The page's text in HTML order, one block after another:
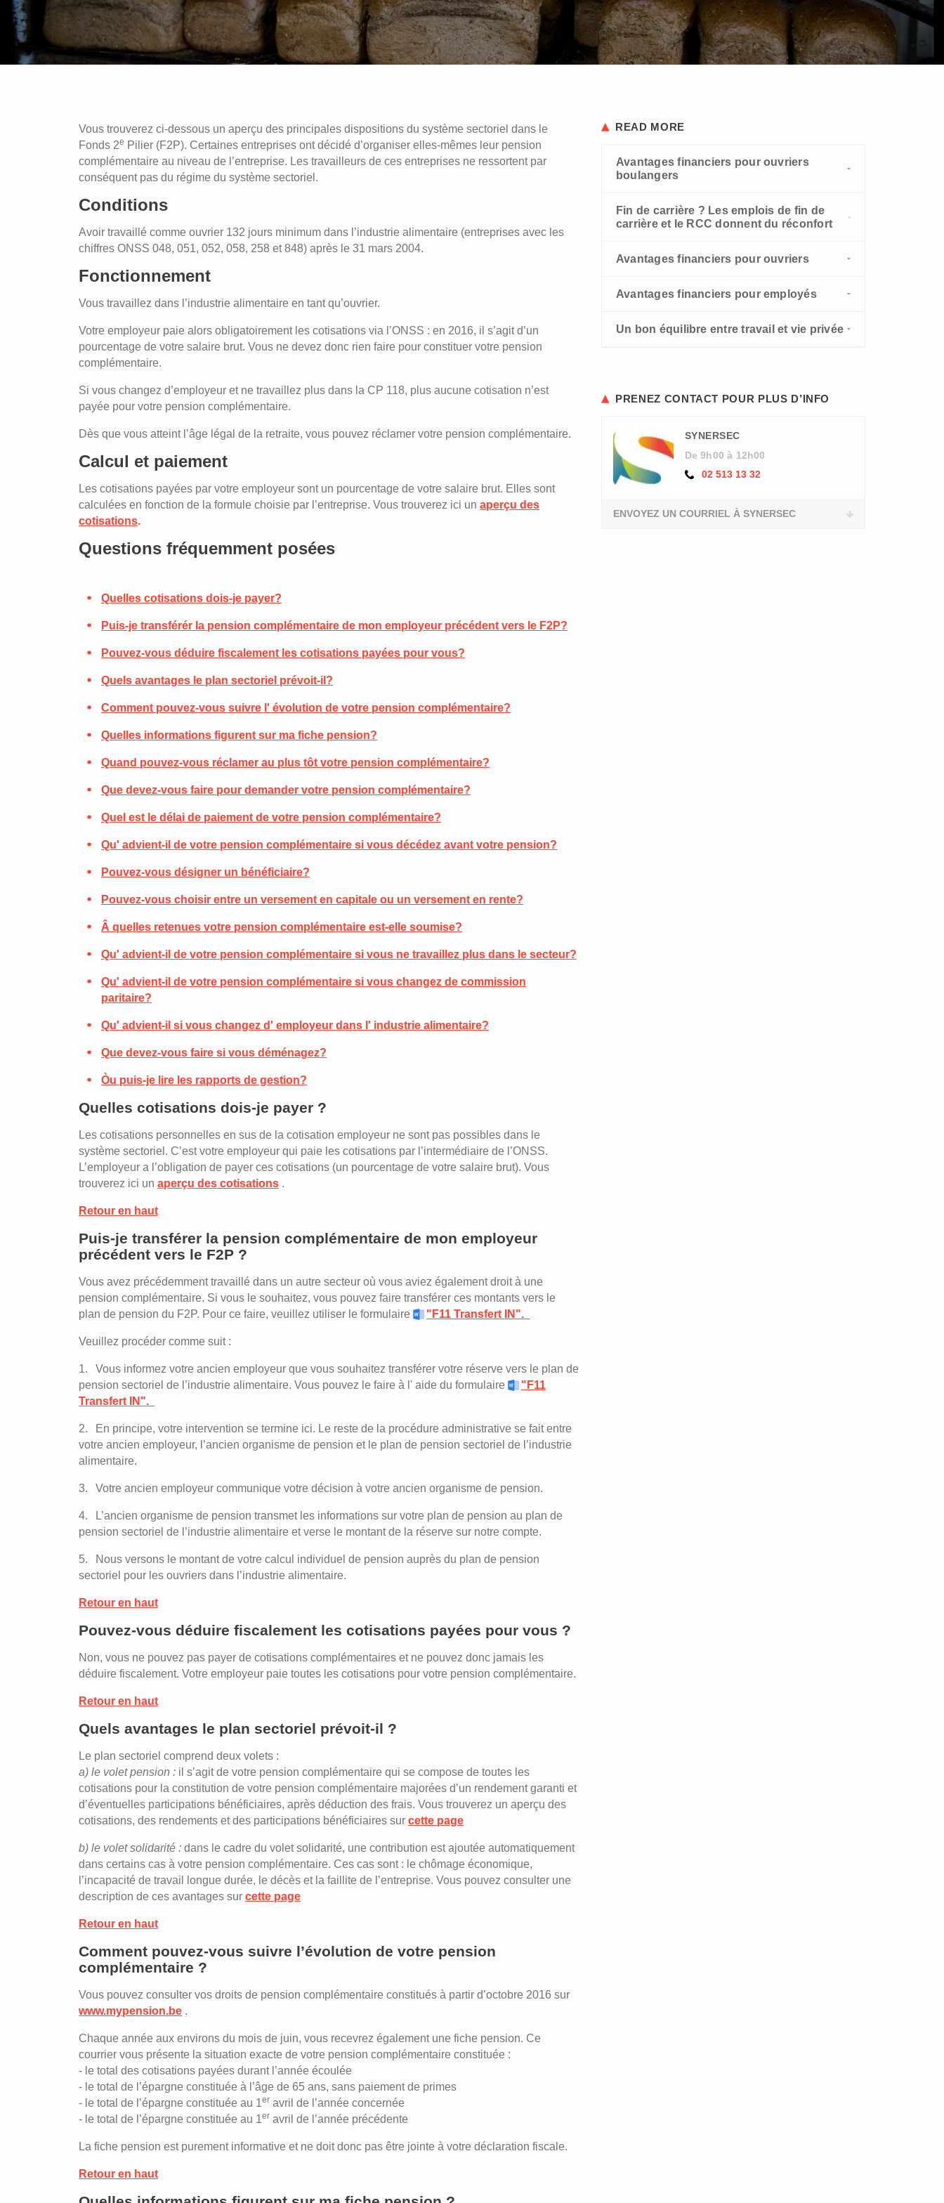
Vous trouverez ci-dessous un aperçu des principales dispositions du système sectoriel dans le
Fonds 2e Pilier (F2P). Certaines entreprises ont décidé d’organiser elles-mêmes leur pension
complémentaire au niveau de l’entreprise. Les travailleurs de ces entreprises ne ressortent par
conséquent pas du régime du système sectoriel.
Conditions
Avoir travaillé comme ouvrier 132 jours minimum dans l’industrie alimentaire (entreprises avec les
chiffres ONSS 048, 051, 052, 058, 258 et 848) après le 31 mars 2004.
Fonctionnement
Vous travaillez dans l’industrie alimentaire en tant qu’ouvrier.
Votre employeur paie alors obligatoirement les cotisations via l’ONSS : en 2016, il s’agit d’un
pourcentage de votre salaire brut. Vous ne devez donc rien faire pour constituer votre pension
complémentaire.
Si vous changez d’employeur et ne travaillez plus dans la CP 118, plus aucune cotisation n’est
payée pour votre pension complémentaire.
Dès que vous atteint l’âge légal de la retraite, vous pouvez réclamer votre pension complémentaire.
Calcul et paiement
Les cotisations payées par votre employeur sont un pourcentage de votre salaire brut. Elles sont
calculées en fonction de la formule choisie par l’entreprise. Vous trouverez ici un aperçu des
cotisations.
Questions fréquemment posées
Quelles cotisations dois-je payer?
Puis-je transférér la pension complémentaire de mon employeur précédent vers le F2P?
Pouvez-vous déduire fiscalement les cotisations payées pour vous?
Quels avantages le plan sectoriel prévoit-il?
Comment pouvez-vous suivre l' évolution de votre pension complémentaire?
Quelles informations figurent sur ma fiche pension?
Quand pouvez-vous réclamer au plus tôt votre pension complémentaire?
Que devez-vous faire pour demander votre pension complémentaire?
Quel est le délai de paiement de votre pension complémentaire?
Qu' advient-il de votre pension complémentaire si vous décédez avant votre pension?
Pouvez-vous désigner un bénéficiaire?
Pouvez-vous choisir entre un versement en capitale ou un versement en rente?
Â quelles retenues votre pension complémentaire est-elle soumise?
Qu' advient-il de votre pension complémentaire si vous ne travaillez plus dans le secteur?
Qu' advient-il de votre pension complémentaire si vous changez de commission
paritaire?
Qu' advient-il si vous changez d' employeur dans l' industrie alimentaire?
Que devez-vous faire si vous déménagez?
Òu puis-je lire les rapports de gestion?
Quelles cotisations dois-je payer ?
Les cotisations personnelles en sus de la cotisation employeur ne sont pas possibles dans le
système sectoriel. C’est votre employeur qui paie les cotisations par l’intermédiaire de l’ONSS.
L’employeur a l’obligation de payer ces cotisations (un pourcentage de votre salaire brut). Vous
trouverez ici un aperçu des cotisations .
Retour en haut
Puis-je transférer la pension complémentaire de mon employeur
précédent vers le F2P ?
Vous avez précédemment travaillé dans un autre secteur où vous aviez également droit à une
pension complémentaire. Si vous le souhaitez, vous pouvez faire transférer ces montants vers le
plan de pension du F2P. Pour ce faire, veuillez utiliser le formulaire
"F11 Transfert IN".
Veuillez procéder comme suit :
Vous informez votre ancien employeur que vous souhaitez transférer votre réserve vers le plan de
pension sectoriel de l’industrie alimentaire. Vous pouvez le faire à l' aide du formulaire
"F11
Transfert IN".
En principe, votre intervention se termine ici. Le reste de la procédure administrative se fait entre
votre ancien employeur, l’ancien organisme de pension et le plan de pension sectoriel de l’industrie
alimentaire.
Votre ancien employeur communique votre décision à votre ancien organisme de pension.
L’ancien organisme de pension transmet les informations sur votre plan de pension au plan de
pension sectoriel de l’industrie alimentaire et verse le montant de la réserve sur notre compte.
Nous versons le montant de votre calcul individuel de pension auprès du plan de pension
sectoriel pour les ouvriers dans l’industrie alimentaire.
Retour en haut
Pouvez-vous déduire fiscalement les cotisations payées pour vous ?
Non, vous ne pouvez pas payer de cotisations complémentaires et ne pouvez donc jamais les
déduire fiscalement. Votre employeur paie toutes les cotisations pour votre pension complémentaire.
Retour en haut
Quels avantages le plan sectoriel prévoit-il ?
Le plan sectoriel comprend deux volets :
a) le volet pension : il s’agit de votre pension complémentaire qui se compose de toutes les
cotisations pour la constitution de votre pension complémentaire majorées d’un rendement garanti et
d’éventuelles participations bénéficiaires, après déduction des frais. Vous trouverez un aperçu des
cotisations, des rendements et des participations bénéficiaires sur cette page
b) le volet solidarité : dans le cadre du volet solidarité, une contribution est ajoutée automatiquement
dans certains cas à votre pension complémentaire. Ces cas sont : le chômage économique,
l’incapacité de travail longue durée, le décès et la faillite de l’entreprise. Vous pouvez consulter une
description de ces avantages sur cette page
Retour en haut
Comment pouvez-vous suivre l’évolution de votre pension
complémentaire ?
Vous pouvez consulter vos droits de pension complémentaire constitués à partir d’octobre 2016 sur
www.mypension.be .
Chaque année aux environs du mois de juin, vous recevrez également une fiche pension. Ce
courrier vous présente la situation exacte de votre pension complémentaire constituée :
- le total des cotisations payées durant l’année écoulée
- le total de l’épargne constituée à l’âge de 65 ans, sans paiement de primes
- le total de l’épargne constituée au 1er avril de l’année concernée
- le total de l’épargne constituée au 1er avril de l’année précédente
La fiche pension est purement informative et ne doit donc pas être jointe à votre déclaration fiscale.
Retour en haut
READ MORE
Avantages financiers pour ouvriers
boulangers
boulangers (sécurité d' existence)
Prime syndicale - ouvriers
boulangers
Fin de carrière ? Les emplois de fin de
carrière et le RCC donnent du réconfort
Avantages financiers pour ouvriers
Avantages financiers pour employés
Un bon équilibre entre travail et vie privée
PRENEZ CONTACT POUR PLUS D’INFO
SYNERSEC
De 9h00 à 12h00
02 513 13 32
ENVOYEZ UN COURRIEL À SYNERSEC